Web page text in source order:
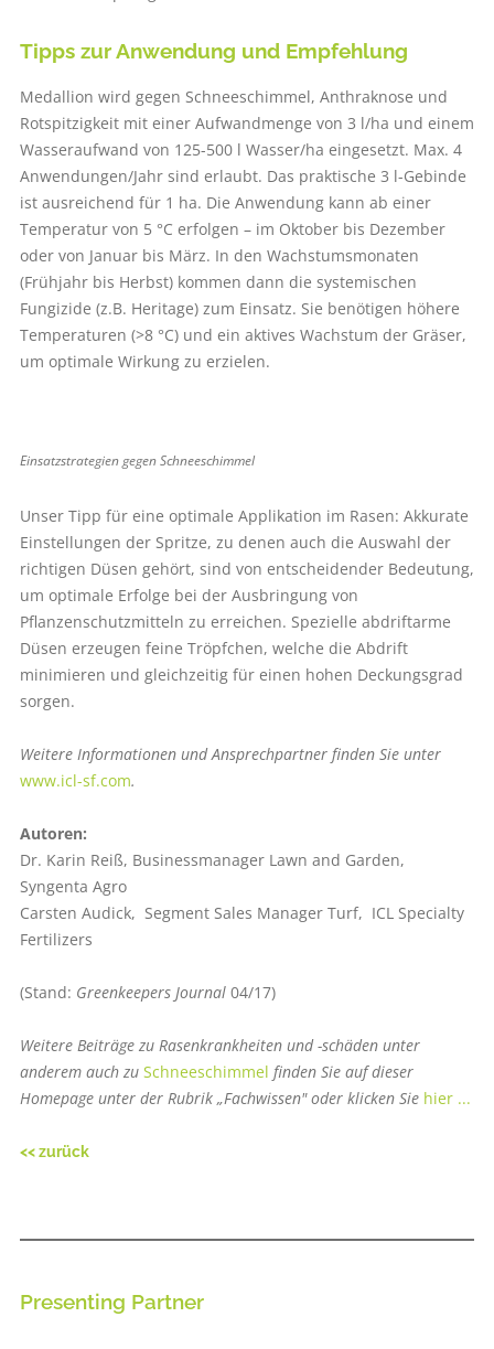
Tipps zur Anwendung und Empfehlung
Medallion wird gegen Schneeschimmel, Anthraknose und
Rotspitzigkeit mit einer Aufwandmenge von 3 l/ha und einem
Wasser­aufwand von 125-500 l Wasser/ha eingesetzt. Max. 4
Anwendungen/Jahr sind erlaubt. Das praktische 3 l-­Gebinde
ist ausreichend für 1 ha. Die Anwendung kann ab einer
Temperatur von 5 °C erfolgen – im Oktober bis Dezember
oder von Januar bis März. In den Wachstumsmonaten
(Frühjahr bis Herbst) kommen dann die systemischen
Fungizide (z.B. Heritage) zum Einsatz. Sie benötigen höhere
Temperaturen (>8 °C) und ein aktives Wachstum der Gräser,
um optimale Wirkung zu erzielen.
Einsatzstrategien gegen Schneeschimmel
Unser Tipp für eine optimale Applikation im Rasen: Akkurate
Einstellungen der Spritze, zu denen auch die Auswahl der
richtigen Düsen gehört, sind von entscheidender Bedeutung,
um optimale Erfolge bei der Ausbringung von
Pflanzenschutzmitteln zu erreichen. Spezielle abdrift­arme
Düsen erzeugen feine Tröpfchen, welche die Abdrift
minimieren und gleichzeitig für einen hohen Deckungsgrad
sorgen.
Weitere Informationen und Ansprechpartner finden Sie unter
www.icl-sf.com.
Autoren:
Dr. Karin Reiß, ­Businessmanager Lawn and Garden,
Syngenta Agro
Carsten Audick, ­ Segment Sales Manager Turf, ­­ ICL Specialty
Fertilizers
(Stand: Greenkeepers Journal04/17)
Weitere Beiträge zu Rasenkrankheiten und -schäden unter
anderem auch zu Schneeschimmel finden Sie auf dieser
Homepage unter der Rubrik „Fachwissen" oder klicken Sie hier ...
<< zurück
Presenting Partner